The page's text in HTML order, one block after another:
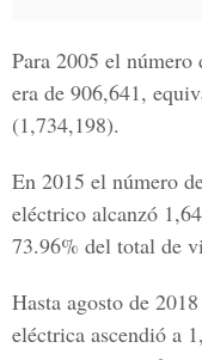
Para 2005 el
era de 906,641,
(1,734,198).
En 2015 el número
eléctrico alcanzó
73.96% del total de
Hasta agosto de
eléctrica ascendió a